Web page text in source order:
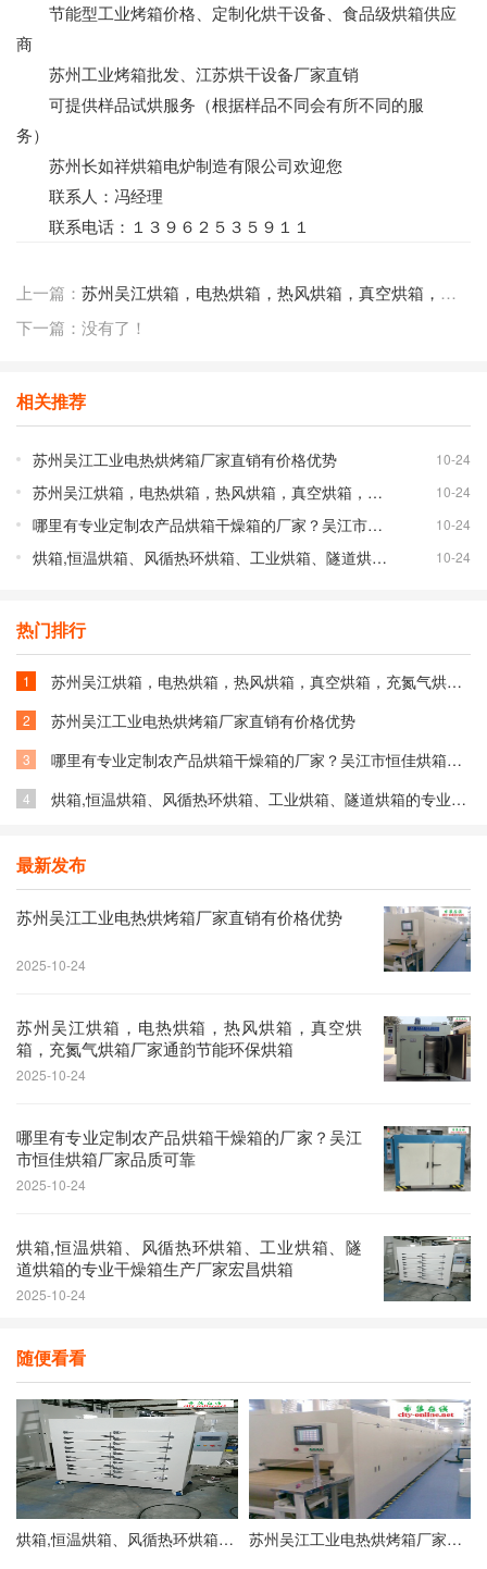
节能型工业烤箱价格、定制化烘干设备、食品级烘箱供应
商
苏州工业烤箱批发、江苏烘干设备厂家直销
可提供样品试烘服务（根据样品不同会有所不同的服
务）
苏州长如祥烘箱电炉制造有限公司欢迎您
联系人：冯经理
联系电话：１３９６２５３５９１１
上一篇： 苏州吴江烘箱，电热烘箱，热风烘箱，真空烘箱，充氮气烘箱厂家通韵节能环保烘箱
下一篇：没有了！
相关推荐
苏州吴江工业电热烘烤箱厂家直销有价格优势 10-24
苏州吴江烘箱，电热烘箱，热风烘箱，真空烘箱，充氮气烘箱厂家通韵节能环保烘箱 10-24
哪里有专业定制农产品烘箱干燥箱的厂家？吴江市恒佳烘箱厂家品质可靠 10-24
烘箱,恒温烘箱、风循热环烘箱、工业烘箱、隧道烘箱的专业干燥箱生产厂家宏昌烘箱 10-24
热门排行
1 苏州吴江烘箱，电热烘箱，热风烘箱，真空烘箱，充氮气烘箱厂家通韵节能环保烘箱
2 苏州吴江工业电热烘烤箱厂家直销有价格优势
3 哪里有专业定制农产品烘箱干燥箱的厂家？吴江市恒佳烘箱厂家品质可靠
4 烘箱,恒温烘箱、风循热环烘箱、工业烘箱、隧道烘箱的专业干燥箱生产厂家宏昌烘箱
最新发布
苏州吴江工业电热烘烤箱厂家直销有价格优势
2025-10-24
苏州吴江烘箱，电热烘箱，热风烘箱，真空烘
箱，充氮气烘箱厂家通韵节能环保烘箱
2025-10-24
哪里有专业定制农产品烘箱干燥箱的厂家？吴江
市恒佳烘箱厂家品质可靠
2025-10-24
烘箱,恒温烘箱、风循热环烘箱、工业烘箱、隧
道烘箱的专业干燥箱生产厂家宏昌烘箱
2025-10-24
随便看看
烘箱,恒温烘箱、风循热环烘箱、工业烘箱、隧道烘箱的专业干燥箱生产厂家宏昌烘箱 苏州吴江工业电热烘烤箱厂家直销有价格优势